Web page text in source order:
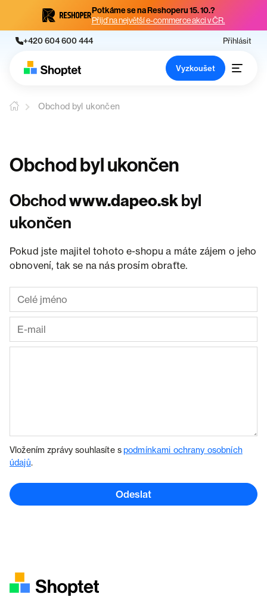
Potkáme se na Reshoperu 15. 10.?
Přijď na největší e-commerce akci v ČR.
+420 604 600 444 Přihlásit
Vyzkoušet
Obchod byl ukončen
Obchod byl ukončen
Obchodwww.dapeo.skbyl
ukončen
Pokud jste majitel tohoto e-shopu a máte zájem o jeho
obnovení, tak se na nás prosím obraťte.
Vložením zprávy souhlasíte spodmínkami ochrany osobních
údajů.
Odeslat